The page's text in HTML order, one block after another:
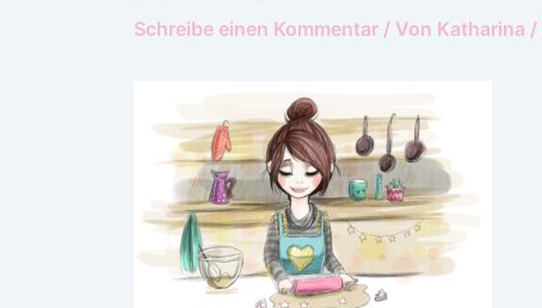
Schreibe einen Kommentar / Von Katharina /